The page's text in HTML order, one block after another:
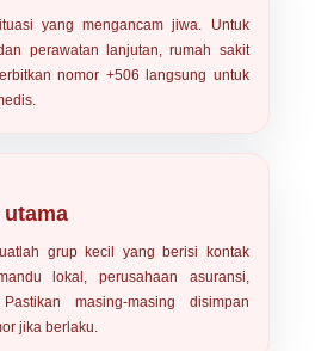
yang mengancam jiwa. Untuk
perawatan lanjutan, rumah sakit
nomor +506 langsung untuk
grup kecil yang berisi kontak
lokal, perusahaan asuransi,
masing-masing disimpan
jika berlaku.